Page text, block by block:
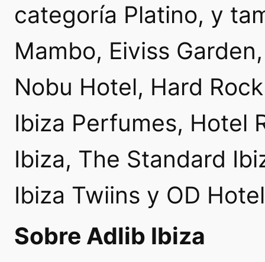
categoría Platino, y
Mambo, Eiviss
Nobu Hotel, Hard
Ibiza Perfumes, Hotel
Ibiza, The Standard
Ibiza Twiins y OD
Sobre Adlib Ibiza